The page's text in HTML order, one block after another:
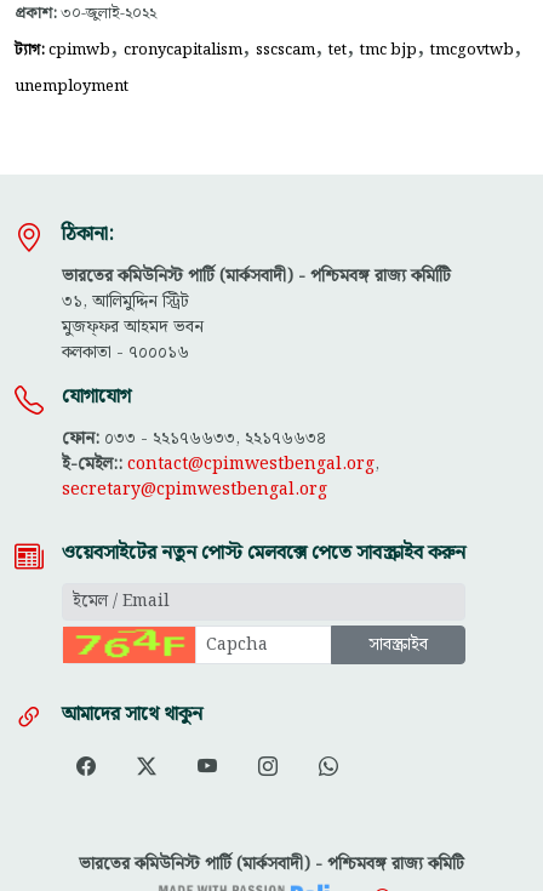
প্রকাশ:৩০-জুলাই-২০২২
ট্যাগ:cpimwb, cronycapitalism, sscscam,tet,tmc bjp,tmcgovtwb,
unemployment
ঠিকানা:
ভারতের কমিউনিস্ট পার্টি (মার্কসবাদী) - পশ্চিমবঙ্গ রাজ্য কমিটিি
৩১, আলিমুদ্দিন স্ট্রিট
মুজফ্ফ‌র আহমদ ভবন
কলকাতা - ৭০০০১৬
যোগাযোগ
ফোন: ০৩৩ - ২২১৭৬৬৩৩, ২২১৭৬৬৩৪
ই-মেইল::contact@cpimwestbengal.org,
secretary@cpimwestbengal.org
ওয়েবসাইটের নতুন পোস্ট মেলবক্সে পেতে সাবস্ক্রাইব করুন
আমাদের সাথে থাকুন
ভারতের কমিউনিস্ট পার্টি (মার্কসবাদী) - পশ্চিমবঙ্গ রাজ্য কমিটি